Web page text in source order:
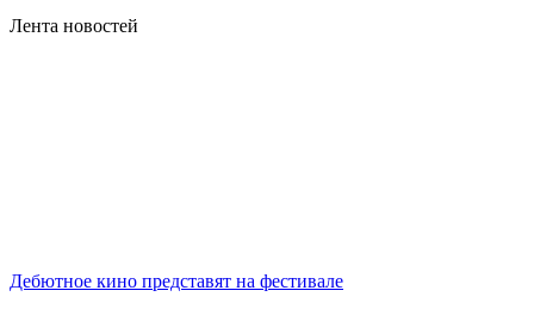
Лента новостей
Дебютное кино представят на фестивале